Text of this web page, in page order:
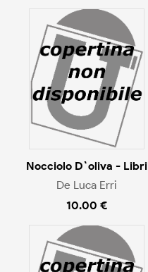
Nocciolo D`oliva - Libri
De Luca Erri
10.00 €